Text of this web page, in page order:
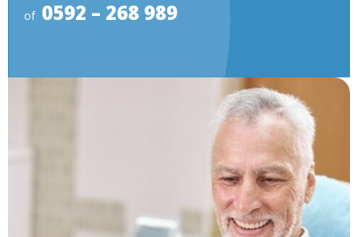
of 0592 – 268 989